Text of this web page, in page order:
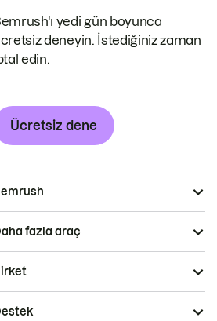
yedi gün boyunca
deneyin. İstediğiniz zaman
edin.
Ücretsiz dene
fazla araç